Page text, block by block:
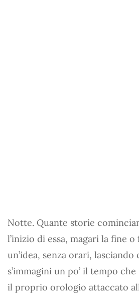
Notte. Quante storie
l’inizio di essa, magari la fine
un’idea, senza orari, lasciando
s’immagini un po’ il tempo
il proprio orologio attaccato